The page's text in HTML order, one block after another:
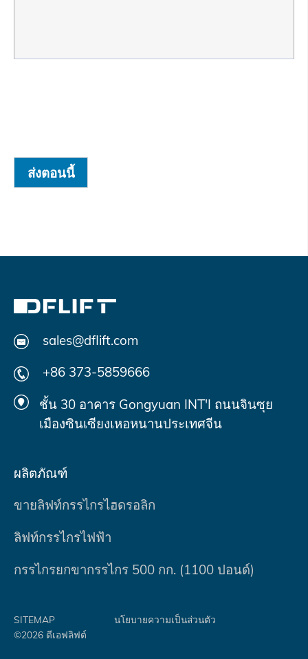
ส่งตอนนี้
sales@dflift.com
+86 373-5859666
ชั้น 30 อาคาร Gongyuan INT'I ถนนจินซุย
เมืองซินเซียงเหอหนานประเทศจีน
ผลิตภัณฑ์
ขายลิฟท์กรรไกรไฮดรอลิก
ลิฟท์กรรไกรไฟฟ้า
กรรไกรยกขากรรไกร 500 กก. (1100 ปอนด์)
SITEMAP
นโยบายความเป็นส่วนตัว
©2026 ดีเอฟลิฟต์